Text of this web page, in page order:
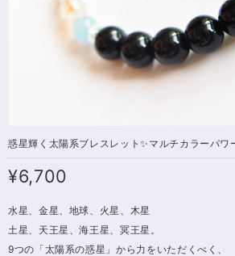
惑星輝く太陽系ブレスレット✨マルチカラーパワ
¥6,700
水星、金星、地球、火星、木星
土星、天王星、海王星、冥王星。
9つの「太陽系の惑星」から力をいただくべく、